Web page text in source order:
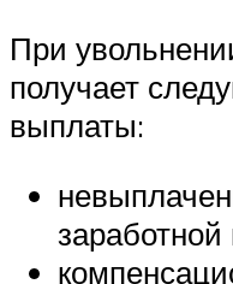
При
получает
выплаты: